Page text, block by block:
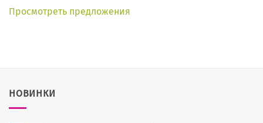
Просмотреть предложения
НОВИНКИ